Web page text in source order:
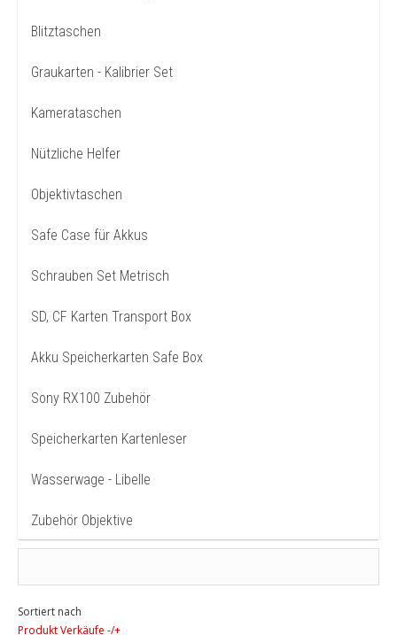
Blitztaschen
Graukarten - Kalibrier Set
Kamerataschen
Nützliche Helfer
Objektivtaschen
Safe Case für Akkus
Schrauben Set Metrisch
SD, CF Karten Transport Box
Akku Speicherkarten Safe Box
Sony RX100 Zubehör
Speicherkarten Kartenleser
Wasserwage - Libelle
Zubehör Objektive
Sortiert nach
Produkt Verkäufe -/+